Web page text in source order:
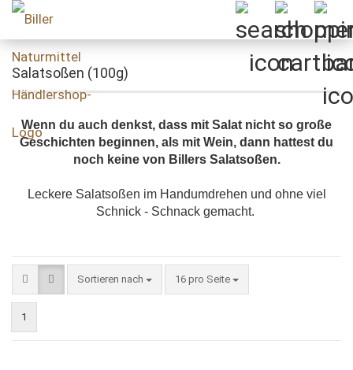
Salatsoßen (100g)
Wenn du auch denkst, dass mit Salat nicht so große
Geschichten beginnen, als mit Wein, dann hattest du
noch keine von Billers Salatsoßen.
Leckere Salatsoßen im Handumdrehen und ohne viel
Schnick - Schnack gemacht.
Sortieren nach
Sortieren nach 16 pro Seite
pro Seite
1